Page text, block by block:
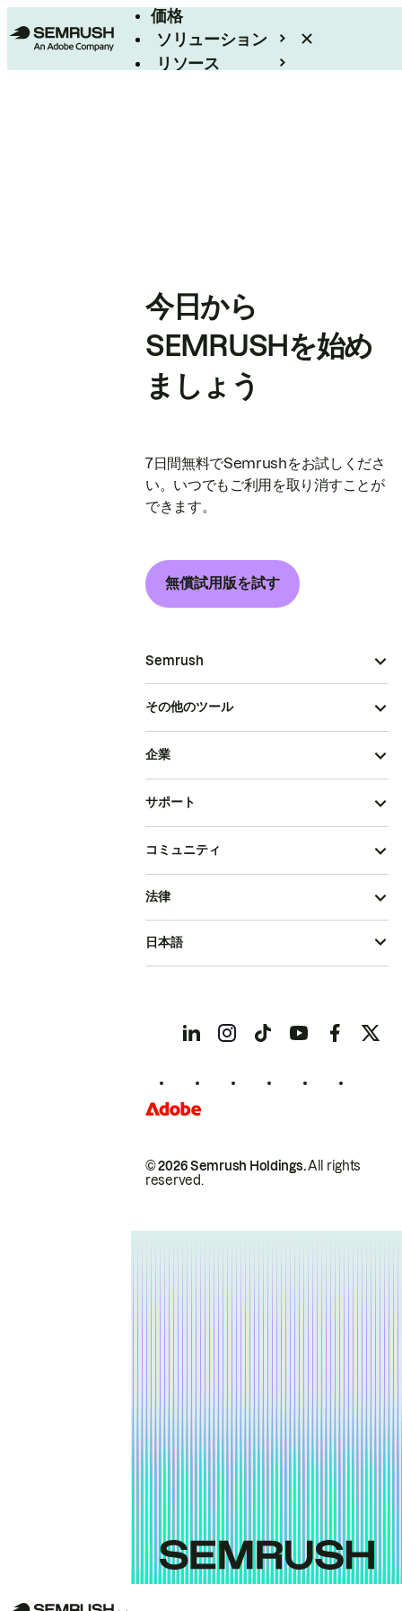
価格
ソリューション
リソース
今日から
SEMRUSHを始め
ましょう
7日間無料でSemrushをお試しくださ
い。いつでもご利用を取り消すことが
できます。
無償試用版を試す
Semrush
その他のツール
企業
サポート
コミュニティ
© 2026 Semrush Holdings.All rights
reserved.
法律
日本語